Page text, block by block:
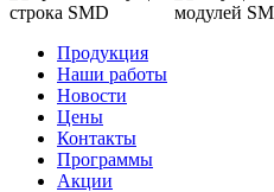
Продукция
Наши работы
Новости
Цены
Контакты
Программы
Акции